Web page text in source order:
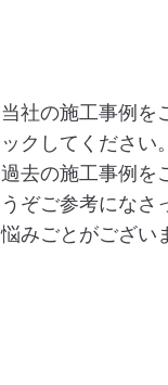
当社の施工事例を
ックしてください。
過去の施工事例を
うぞご参考になさ
悩みごとがござい